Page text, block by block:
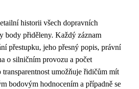
historii všech dopravních
body přiděleny. Každý záznam
přestupku, jeho přesný popis, právní
o silničním provozu a počet
umožňuje řidičům mít
bodovým hodnocením a případně se